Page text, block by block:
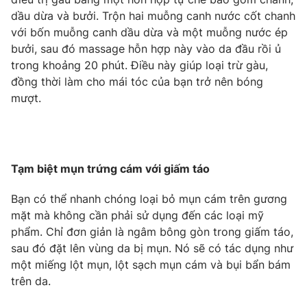
dầu dừa và bưởi. Trộn hai muỗng canh nước cốt chanh
với bốn muỗng canh dầu dừa và một muỗng nước ép
bưởi, sau đó massage hỗn hợp này vào da đầu rồi ủ
trong khoảng 20 phút. Điều này giúp loại trừ gàu,
đồng thời làm cho mái tóc của bạn trở nên bóng
mượt.
Tạm biệt mụn trứng cám với giấm táo
Bạn có thể nhanh chóng loại bỏ mụn cám trên gương
mặt mà không cần phải sử dụng đến các loại mỹ
phẩm. Chỉ đơn giản là ngâm bông gòn trong giấm táo,
sau đó đặt lên vùng da bị mụn. Nó sẽ có tác dụng như
một miếng lột mụn, lột sạch mụn cám và bụi bẩn bám
trên da.